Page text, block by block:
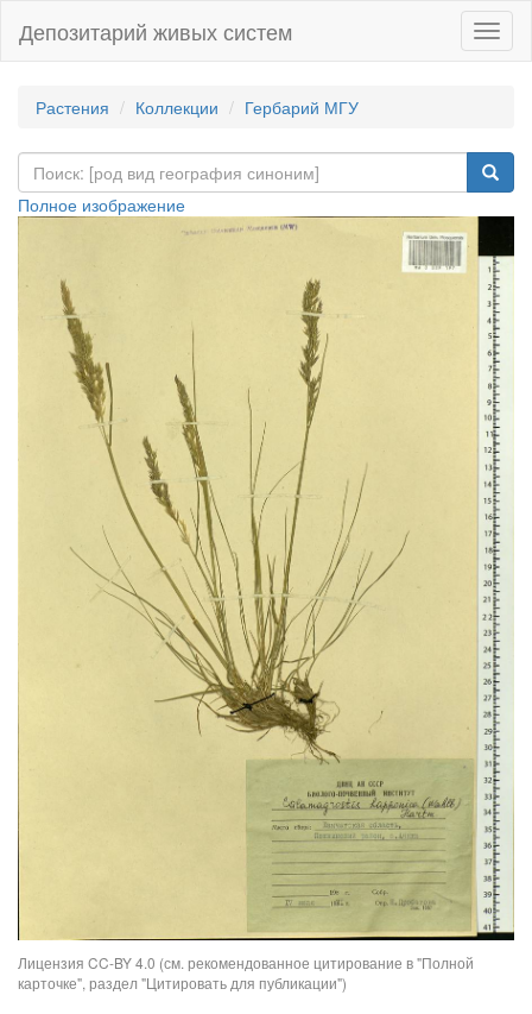
Депозитарий живых систем
Растения Коллекции Гербарий МГУ
Полное изображение
Лицензия CC-BY 4.0 (см. рекомендованное цитирование в "Полной
карточке", раздел "Цитировать для публикации")